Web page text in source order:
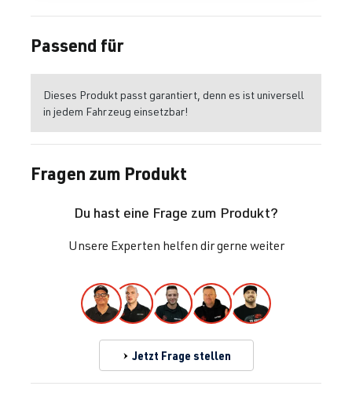
Passend für
Dieses Produkt passt garantiert, denn es ist universell
in jedem Fahrzeug einsetzbar!
Fragen zum Produkt
Du hast eine Frage zum Produkt?
Unsere Experten helfen dir gerne weiter
Jetzt Frage stellen